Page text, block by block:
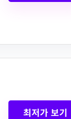
최저가 보기